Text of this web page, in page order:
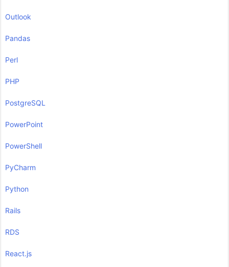
Outlook
Pandas
Perl
PHP
PostgreSQL
PowerPoint
PowerShell
PyCharm
Python
Rails
RDS
React.js